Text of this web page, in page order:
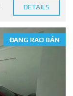
DETAILS
ĐANG RAO BÁN